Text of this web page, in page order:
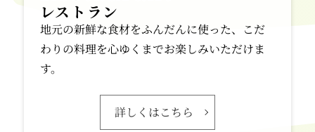
レストラン
地元の新鮮な食材をふんだんに使った、こだ
わりの料理を心ゆくまでお楽しみいただけま
す。
詳しくはこちら